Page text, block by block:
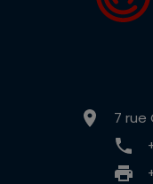
7 rue